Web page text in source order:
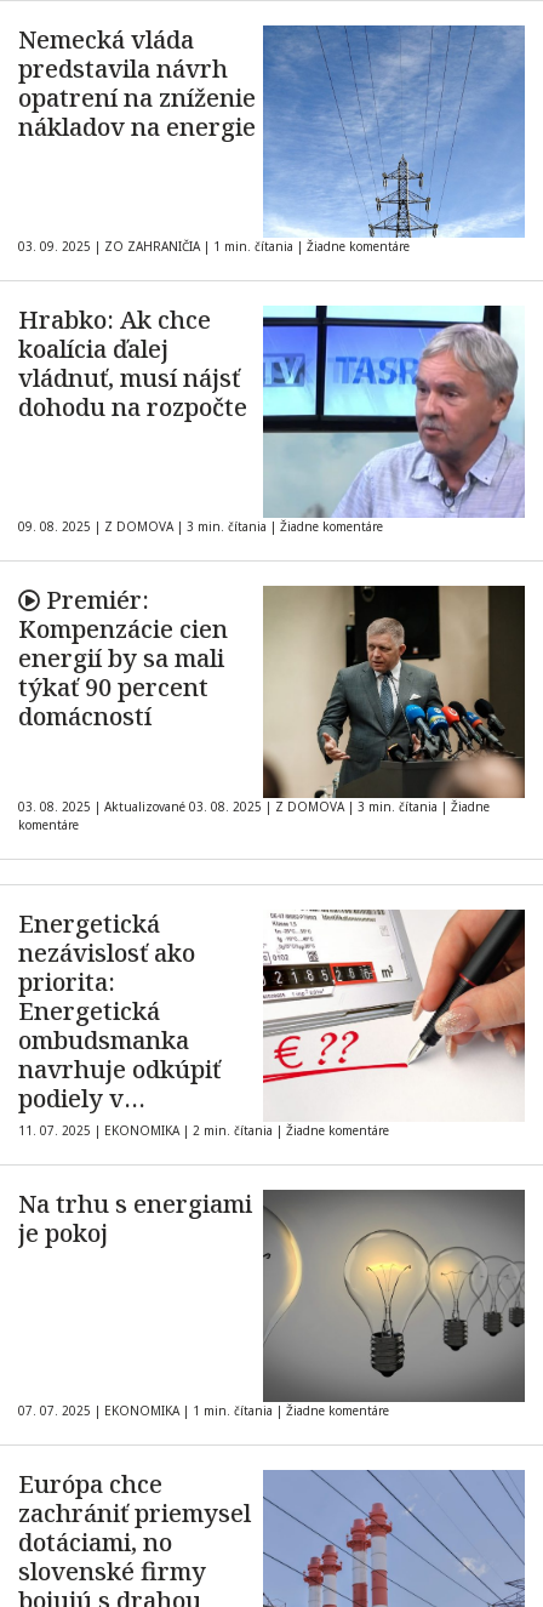
Nemecká vláda
predstavila návrh
opatrení na zníženie
nákladov na energie
03. 09. 2025 | ZO ZAHRANIČIA | 1 min. čítania | Žiadne komentáre
Hrabko: Ak chce
koalícia ďalej
vládnuť, musí nájsť
dohodu na rozpočte
09. 08. 2025 | Z DOMOVA | 3 min. čítania | Žiadne komentáre
Premiér:
Kompenzácie cien
energií by sa mali
týkať 90 percent
domácností
03. 08. 2025 | Aktualizované 03. 08. 2025 | Z DOMOVA | 3 min. čítania | Žiadne
komentáre
Energetická
nezávislosť ako
priorita:
Energetická
ombudsmanka
navrhuje odkúpiť
podiely v
strategických
energetických
zvyšovania
vojenských
11. 07. 2025 | EKONOMIKA | 2 min. čítania | Žiadne komentáre
Na trhu s energiami
je pokoj
07. 07. 2025 | EKONOMIKA | 1 min. čítania | Žiadne komentáre
Európa chce
zachrániť priemysel
dotáciami, no
slovenské firmy
bojujú s drahou